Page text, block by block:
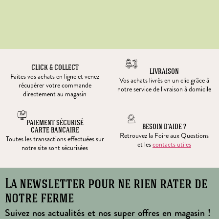
CLICK & COLLECT
Faites vos achats en ligne et venez
récupérer votre commande
directement au magasin
LIVRAISON
Vos achats livrés en un clic grâce à
notre service de livraison à domicile
PAIEMENT SÉCURISÉ
CARTE BANCAIRE
Toutes les transactions effectuées sur
notre site sont sécurisées
BESOIN D’AIDE ?
Retrouvez la Foire aux Questions
et lescontacts utiles
La newsletter pour ne rien rater de
notre ferme
Suivez nos actualités et nos super offres en magasin !